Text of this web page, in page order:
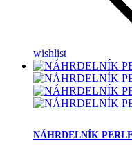
wishlist
NÁHRDELNÍK